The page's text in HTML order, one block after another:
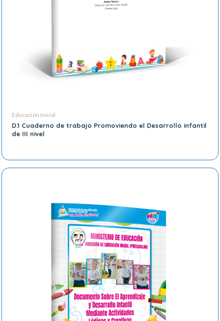
Educación Inicial
D.1 Cuaderno de trabajo Promoviendo el Desarrollo infantil
de III nivel